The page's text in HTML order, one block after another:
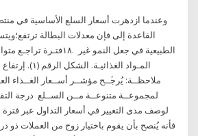
وعندما ازدهرت أسعار السلع الأساسية في
القاعدة إلى فإن معدلات البطالة
الطبيعية في جعل النمو غير
اﻟﻤـﻮاد
ﻣﻼﺣﻈــﺔ: ﻳُﺮﺟﱢــﺢ ﻣﺆﺷــﺮ أﺳــﻌﺎر اﻟﻐــﺬاء
ﻟﻤﺠﻤﻮﻋــﺔ ﻣﺘﻨﻮﻋــﺔ ﻣــﻦ اﻟﺴــﻠﻊ درجة
لوصف مدى التغيير في أسعار التداول عبر
فأنه يُنصح بأن يقوم باختيار زوج من العملات ذو